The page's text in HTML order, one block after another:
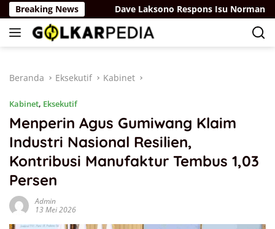
Langsung
ke
konten
Breaking News
Sisdiknas Dave Laksono Respons Isu Norman
Beranda Eksekutif Kabinet
Kabinet, Eksekutif
Menperin Agus Gumiwang Klaim
Industri Nasional Resilien,
Kontribusi Manufaktur Tembus 1,03
Persen
Admin
13 Mei 2026